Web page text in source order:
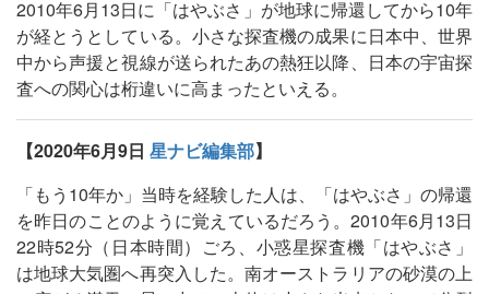
2010年6月13日に「はやぶさ」が地球に帰還してから10年
が経とうとしている。小さな探査機の成果に日本中、世界
中から声援と視線が送られたあの熱狂以降、日本の宇宙探
査への関心は桁違いに高まったといえる。
【2020年6月9日 星ナビ編集部】
「もう10年か」当時を経験した人は、「はやぶさ」の帰還
を昨日のことのように覚えているだろう。2010年6月13日
22時52分（日本時間）ごろ、小惑星探査機「はやぶさ」
は地球大気圏へ再突入した。南オーストラリアの砂漠の上